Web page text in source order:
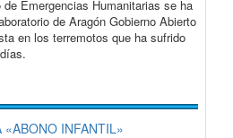
Emergencias Humanitarias se ha
de Aragón Gobierno Abierto
en los terremotos que ha sufrido
«ABONO INFANTIL»